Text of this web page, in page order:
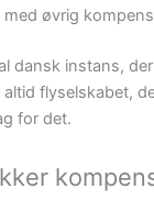
med øvrig
dansk instans,
flyselskabet,
for det.